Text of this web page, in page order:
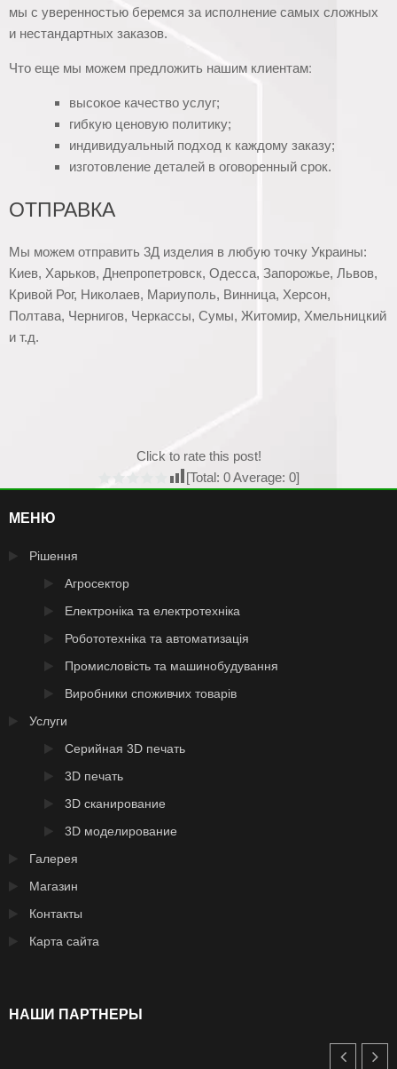
мы с уверенностью беремся за исполнение самых сложных
и нестандартных заказов.
высокое качество услуг;
гибкую ценовую политику;
индивидуальный подход к каждому заказу;
изготовление деталей в оговоренный срок.
ОТПРАВКА
Мы можем отправить 3Д изделия в любую точку Украины:
Киев, Харьков, Днепропетровск, Одесса, Запорожье, Львов,
Кривой Рог, Николаев, Мариуполь, Винница, Херсон,
Полтава, Чернигов, Черкассы, Сумы, Житомир, Хмельницкий
и т.д.
Click to rate this post!
[Total: 0Average: 0]
МЕНЮ
Рішення
Агросектор
Електроніка та електротехніка
Робототехніка та автоматизація
Промисловість та машинобудування
Виробники споживчих товарів
Услуги
Серийная 3D печать
3D печать
3D сканирование
3D моделирование
Галерея
Магазин
Контакты
Карта сайта
НАШИ ПАРТНЕРЫ